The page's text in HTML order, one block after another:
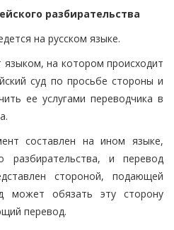
разбирательства
на русском языке.
языком, на котором происходит
суд по просьбе стороны и
ее услугами переводчика в
составлен на ином языке,
разбирательства, и перевод
стороной, подающей
может обязать эту сторону
перевод.